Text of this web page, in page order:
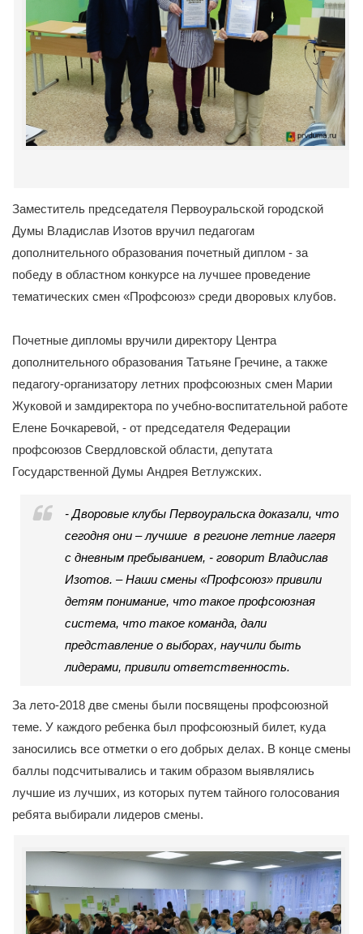
Заместитель председателя Первоуральской городской
Думы Владислав Изотов вручил педагогам
дополнительного образования почетный диплом - за
победу в областном конкурсе на лучшее проведение
тематических смен «Профсоюз» среди дворовых клубов.
Почетные дипломы вручили директору Центра
дополнительного образования Татьяне Гречине, а также
педагогу-организатору летних профсоюзных смен Марии
Жуковой и замдиректора по учебно-воспитательной работе
Елене Бочкаревой, - от председателя Федерации
профсоюзов Свердловской области, депутата
Государственной Думы Андрея Ветлужских.
- Дворовые клубы Первоуральска доказали, что
сегодня они – лучшие в регионе летние лагеря
с дневным пребыванием, - говорит Владислав
Изотов. – Наши смены «Профсоюз» привили
детям понимание, что такое профсоюзная
система, что такое команда, дали
представление о выборах, научили быть
лидерами, привили ответственность.
За лето-2018 две смены были посвящены профсоюзной
теме. У каждого ребенка был профсоюзный билет, куда
заносились все отметки о его добрых делах. В конце смены
баллы подсчитывались и таким образом выявлялись
лучшие из лучших, из которых путем тайного голосования
ребята выбирали лидеров смены.